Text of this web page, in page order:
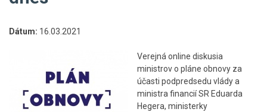
menu
na
Dátum: 16.03.2021
Verejná online diskusia
ministrov o pláne obnovy za
účasti podpredsedu vlády a
ministra financií SR Eduarda
Hegera, ministerky